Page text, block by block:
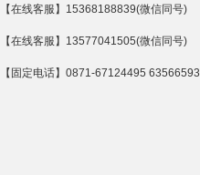
【在线客服】15368188839(微信同号)
【在线客服】13577041505(微信同号)
【固定电话】0871-67124495 63566593